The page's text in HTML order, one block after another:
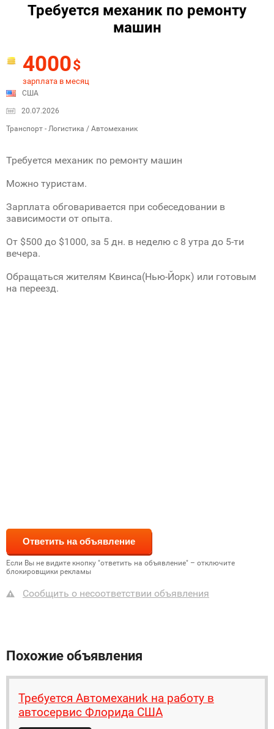
Требуется механик по ремонту
машин
4000$
зарплата в месяц
США
20.07.2026
Транспорт - Логистика / Автомеханик
Требуется механик по ремонту машин
Можно туристам.
Зарплата обговаривается при собеседовании в
зависимости от опыта.
От $500 до $1000, за 5 дн. в неделю с 8 утра до 5-ти
вечера.
Обращаться жителям Квинса(Нью-Йорк) или готовым
на переезд.
Если Вы не видите кнопку "ответить на объявление" – отключите
блокировщики рекламы
Сообщить о несоответствии объявления
Похожие объявления
Требуется Автомеханиk на работу в
автосервиc Флорида США